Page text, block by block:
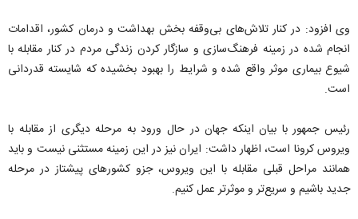
وی افزود: در کنار تلاش‌های بی‌وقفه بخش بهداشت و درمان کشور، اقدامات
انجام شده در زمینه فرهنگ‌سازی و سازگار کردن زندگی مردم در کنار مقابله با
شیوع بیماری موثر واقع شده و شرایط را بهبود بخشیده که شایسته قدردانی
است.
رئیس جمهور با بیان اینکه جهان در حال ورود به مرحله دیگری از مقابله با
ویروس کرونا است، اظهار داشت: ایران نیز در این زمینه مستثنی نیست و باید
همانند مراحل قبلی مقابله با این ویروس، جزو کشورهای پیشتاز در مرحله
جدید باشیم و سریع‌تر و موثرتر عمل کنیم.